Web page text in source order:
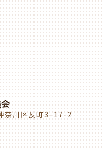
奈川区反町3-17-2